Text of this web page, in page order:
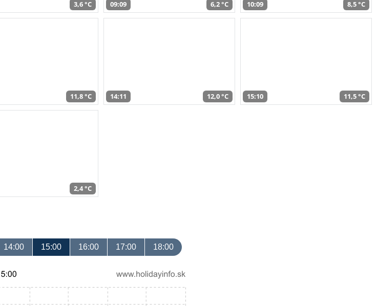
3,6 °C 09:09 6,2 °C 10:09 8,5 °C
11,8 °C 14:11 12,0 °C 15:10 11,5 °C
2,4 °C
14:00 15:00 16:00 17:00 18:00